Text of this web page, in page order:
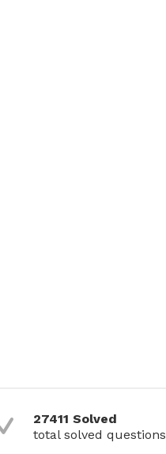
27411 Solved
total solved questions